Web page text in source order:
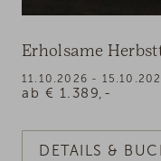
Erholsame
ab € 1.389,-
11.10.2026 -
DETAILS &